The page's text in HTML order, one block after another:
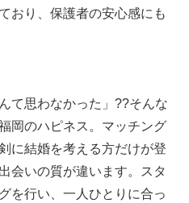
おり、保護者の安心感にも
て思わなかった」??そんな
岡のハピネス。マッチング
に結婚を考える方だけが登
会いの質が違います。スタ
を行い、一人ひとりに合っ